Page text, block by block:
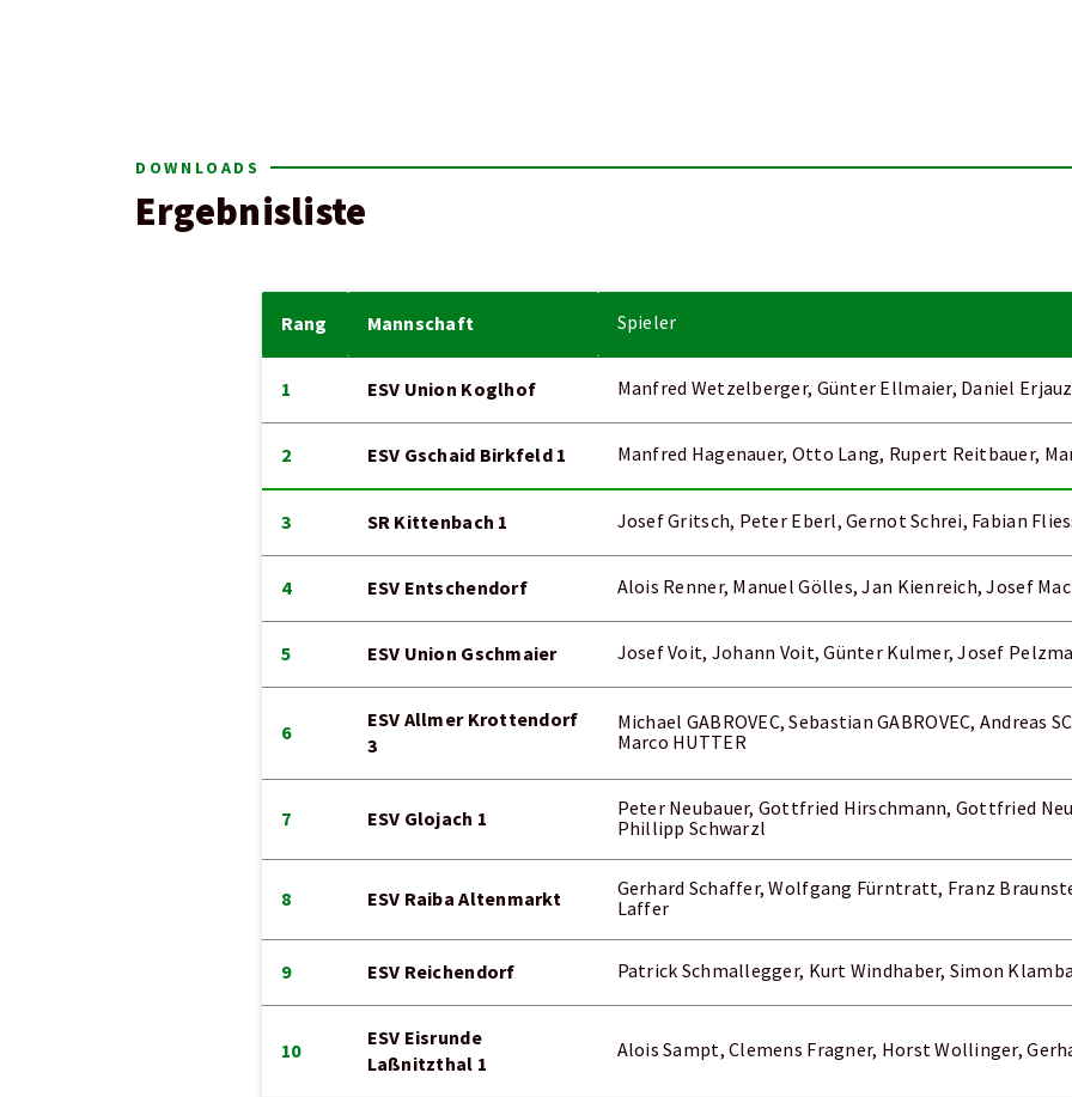
DOWNLOADS
Ergebnisliste
Rang Mannschaft Spieler
1 ESV Union Koglhof Manfred Wetzelberger, Günter Ellmaier, Daniel
2 ESV Gschaid Birkfeld 1 Manfred Hagenauer, Otto Lang, Rupert Reitbauer,
3 SR Kittenbach 1 Josef Gritsch, Peter Eberl, Gernot Schrei, Fabian
4 ESV Entschendorf Alois Renner, Manuel Gölles, Jan Kienreich, Josef
5 ESV Union Gschmaier Josef Voit, Johann Voit, Günter Kulmer, Josef
6
ESV Allmer Krottendorf
3
Michael GABROVEC, Sebastian GABROVEC, Andreas
Marco HUTTER
7 ESV Glojach 1
Peter Neubauer, Gottfried Hirschmann, Gottfried
Phillipp Schwarzl
8 ESV Raiba Altenmarkt
Gerhard Schaffer, Wolfgang Fürntratt, Franz
Laffer
9 ESV Reichendorf Patrick Schmallegger, Kurt Windhaber, Simon
10
ESV Eisrunde
Laßnitzthal 1
Alois Sampt, Clemens Fragner, Horst Wollinger,